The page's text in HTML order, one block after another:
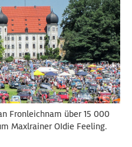
Fronleichnam über 15 000
Maxlrainer OIdie Feeling.